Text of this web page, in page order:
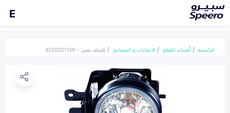
E
الرئيسية أقسام القطع الاضاءات و المصابيح كشاف يمين - 92202C1100